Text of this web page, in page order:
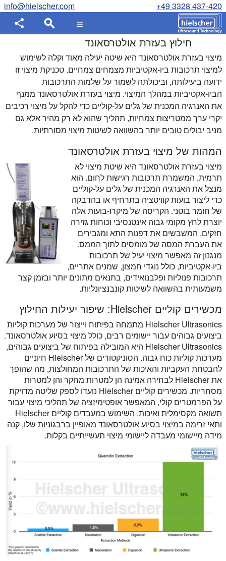
+49 3328 437-420
info@hielscher.com
חילוץ בעזרת אולטרסאונד
מיצוי בעזרת אולטרסאונד היא שיטה יעילה מאוד וקלה לשימוש
למיצוי תרכובות ביו-אקטיביות מצמחים צמחיים. טכניקת מיצוי זו
ידועה ביעילותה, וביכולתה לשמור על שלמות התרכובות
הביו-אקטיביות במהלך המיצוי. מיצוי בעזרת אולטרסאונד ממנף
את האנרגיה המכנית של גלים על-קוליים כדי להקל על מיצוי רכיבים
יקרי ערך ממטריצות צמחיות, תהליך שהוא לא רק מהיר אלא גם
מניב יבולים טובים יותר בהשוואה לשיטות מיצוי מסורתיות.
המהות של מיצוי בעזרת אולטרסאונד
מיצוי בעזרת אולטרסאונד היא שיטת מיצוי לא
תרמית, המשמרת תרכובות רגישות לחום. הוא
מנצל את האנרגיה המכנית של גלים על-קוליים
כדי ליצור בועות קוויטציה בתרחיף או בהדבקה
של חומר בוטני. הקריסה של מיקרו-בועות אלה
יוצרת לחץ מקומי גבוה אינטנסיבי וכוחות גזירה
חזקים, המשבשים את דפנות התא ומגבירים
את העברת המסה של מומסים לתוך הממס.
מנגנון זה מאפשר מיצוי יעיל של תרכובות
ביו-אקטיביות, כולל נוגדי חמצון, שמנים אתריים,
תרכובות פנוליות ופלבנואידים, בתנאים מתונים יותר ובזמן קצר
משמעותית בהשוואה לשיטות קונבנציונליות.
מכשירים קוליים Hielscher: שיפור יעילות החילוץ
Hielscher Ultrasonics מתמחה בפיתוח וייצור של מערכות קוליות
ביצועים גבוהים עבור יישומים רבים, כולל מיצוי בסיוע אולטרסאונד.
Hielscher Ultrasonics היא המובילה בפיתוח של ביצועים גבוהים,
מערכות קוליות כוח גבוה. הסוניקטורים של Hielscher חיוניים
להבטחת העקביות והאיכות של התרכובות המחולצות, מה שהופך
את Hielscher לבחירה אמינה הן למטרות מחקר והן למטרות
מסחריות. מכשירים קוליים Hielscher נועדו לספק שליטה מדויקת
על הפרמטרים קולי, המאפשר אופטימיזציה של תהליכי מיצוי עבור
תשואה מקסימלית ואיכות. השימוש במעבדים קוליים Hielscher
ותאי זרימה במיצוי בסיוע אולטרסאונד מאופיין ברבגוניות שלו, קנה
מידה מיישומי מעבדה ליישומי מיצוי תעשייתיים בקלות.